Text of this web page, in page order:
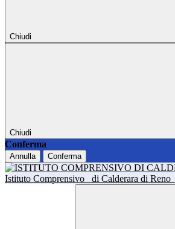
Chiudi
Chiudi
Conferma
Annulla Conferma
Istituto Comprensivo di Calderara di Reno